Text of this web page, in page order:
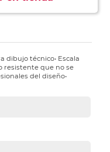
dibujo técnico• Escala
resistente que no se
del diseño•